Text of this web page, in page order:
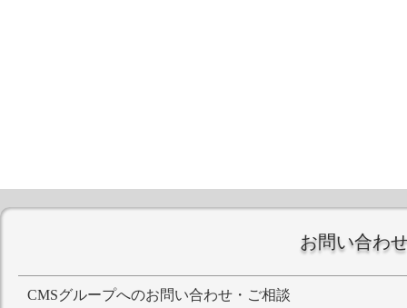
お問い合わ
CMSグループへのお問い合わせ・ご相談